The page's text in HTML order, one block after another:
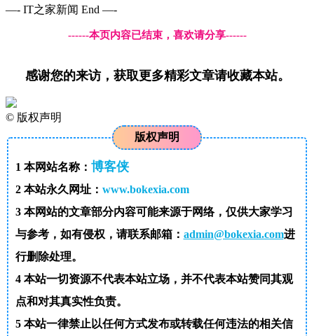
—- IT之家新闻 End —-
------本页内容已结束，喜欢请分享------
感谢您的来访，获取更多精彩文章请收藏本站。
© 版权声明
版权声明
1 本网站名称： 博客侠
2本站永久网址： www.bokexia.com
3本网站的文章部分内容可能来源于网络，仅供大家学习
与参考，如有侵权，请联系邮箱： admin@bokexia.com进
行删除处理。
4本站一切资源不代表本站立场，并不代表本站赞同其观
点和对其真实性负责。
5本站一律禁止以任何方式发布或转载任何违法的相关信